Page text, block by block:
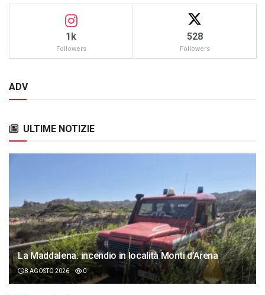
1k
Followers
528
Followers
ADV
ULTIME NOTIZIE
La Maddalena: incendio in località Monti d’Arena
8 AGOSTO 2026 0